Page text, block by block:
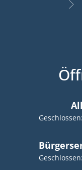
Klicken, um
Geschlossen:
Klicken, um
Geschlossen: